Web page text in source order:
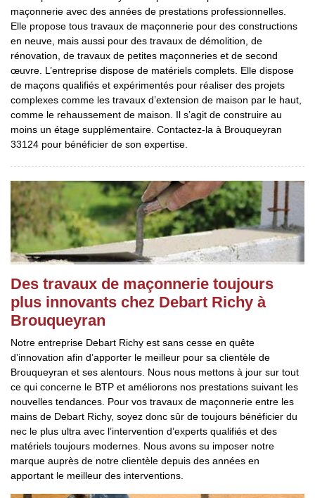
maçonnerie avec des années de prestations professionnelles.
Elle propose tous travaux de maçonnerie pour des constructions
en neuve, mais aussi pour des travaux de démolition, de
rénovation, de travaux de petites maçonneries et de second
œuvre. L’entreprise dispose de matériels complets. Elle dispose
de maçons qualifiés et expérimentés pour réaliser des projets
complexes comme les travaux d’extension de maison par le haut,
comme le rehaussement de maison. Il s’agit de construire au
moins un étage supplémentaire. Contactez-la à Brouqueyran
33124 pour bénéficier de son expertise.
Des travaux de maçonnerie toujours
plus innovants chez Debart Richy à
Brouqueyran
Notre entreprise Debart Richy est sans cesse en quête
d’innovation afin d’apporter le meilleur pour sa clientèle de
Brouqueyran et ses alentours. Nous nous mettons à jour sur tout
ce qui concerne le BTP et améliorons nos prestations suivant les
nouvelles tendances. Pour vos travaux de maçonnerie entre les
mains de Debart Richy, soyez donc sûr de toujours bénéficier du
nec le plus ultra avec l’intervention d’experts qualifiés et des
matériels toujours modernes. Nous avons su imposer notre
marque auprès de notre clientèle depuis des années en
apportant le meilleur des interventions.